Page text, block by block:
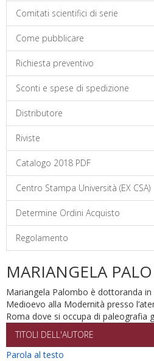
Comitati scientifici di serie
Come pubblicare
Richiesta preventivo
Sconti e spese di spedizione
Distributore
Riviste
Catalogo 2018 PDF
Centro Stampa Università (EX CSA)
Determine Ordini Acquisto
Regolamento
MARIANGELA
Mariangela Palombo è dottoranda in
Medioevo alla Modernità presso
Roma dove si occupa di paleografia
TITOLI DELL'AUTORE
Parola al testo